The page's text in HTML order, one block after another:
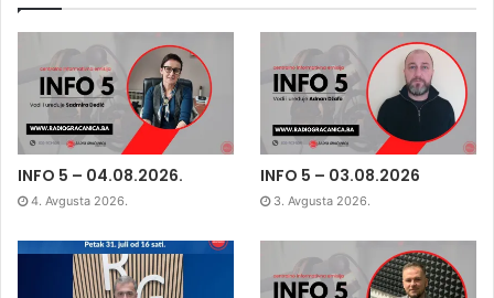
INFO 5 – 04.08.2026.
4. Avgusta 2026.
INFO 5 – 03.08.2026
3. Avgusta 2026.